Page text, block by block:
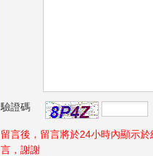
驗證碼
留言後，留言將於24小時內顯示
言，謝謝